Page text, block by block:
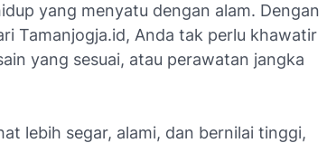
yang menyatu dengan alam. Dengan
Tamanjogja.id, Anda tak perlu khawatir
yang sesuai, atau perawatan jangka
lebih segar, alami, dan bernilai tinggi,